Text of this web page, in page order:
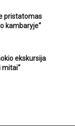
pristatomas
kambaryje“
ekskursija
mitai“